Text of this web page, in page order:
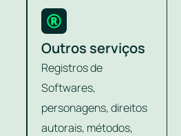
Outros serviços
Registros de
Softwares,
personagens, direitos
autorais, métodos,